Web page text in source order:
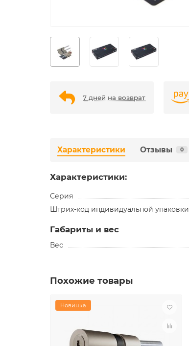
7 дней на возврат
Характеристики Отзывы 0
Характеристики:
Серия
Штрих-код индивидуальной упаковки
Габариты и вес
Вес
Похожие товары
Новинка